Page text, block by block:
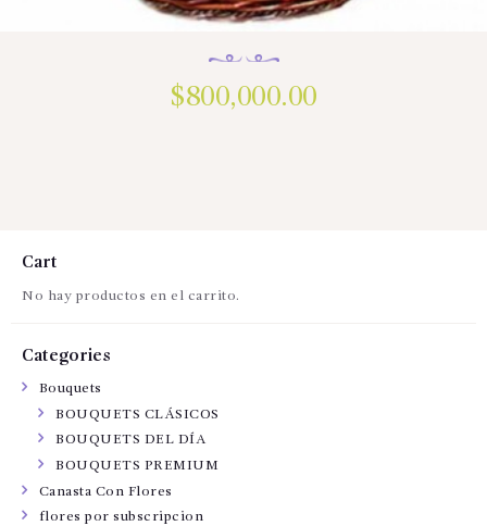
$800,000.00
Cart
No hay productos en el carrito.
Categories
Bouquets
BOUQUETS CLÁSICOS
BOUQUETS DEL DÍA
BOUQUETS PREMIUM
Canasta Con Flores
flores por subscripcion